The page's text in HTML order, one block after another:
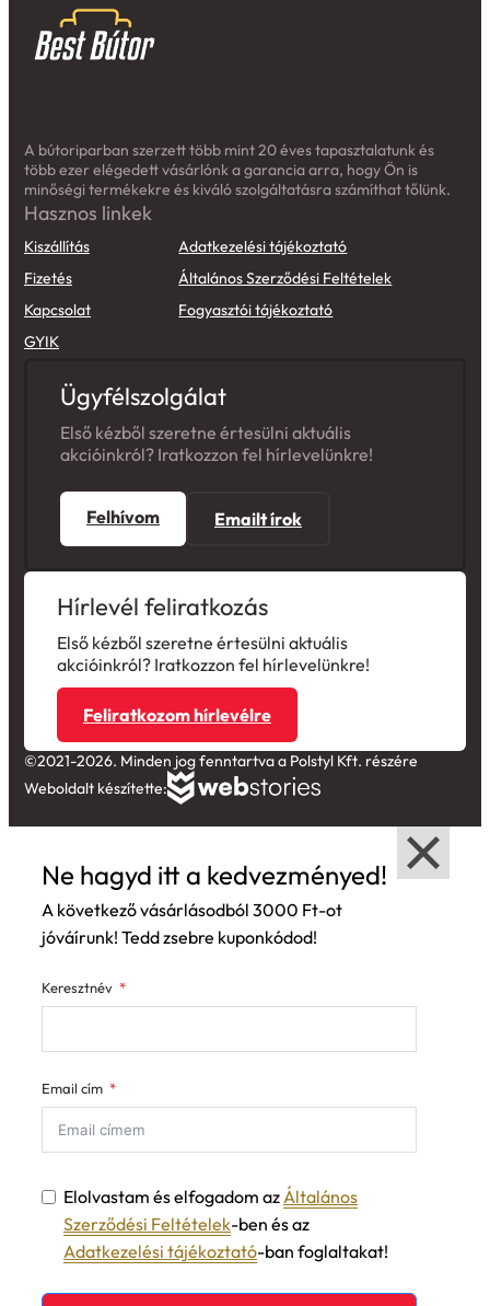
A bútoriparban szerzett több mint 20 éves tapasztalatunk és
több ezer elégedett vásárlónk a garancia arra, hogy Ön is
minőségi termékekre és kiváló szolgáltatásra számíthat tőlünk.
Hasznos linkek
Kiszállítás
Fizetés
Kapcsolat
GYIK
Adatkezelési tájékoztató
Általános Szerződési Feltételek
Fogyasztói tájékoztató
Ügyfélszolgálat
Első kézből szeretne értesülni aktuális
akcióinkról? Iratkozzon fel hírlevelünkre!
Felhívom Emailt írok
Hírlevél feliratkozás
Első kézből szeretne értesülni aktuális
akcióinkról? Iratkozzon fel hírlevelünkre!
Feliratkozom hírlevélre
©2021-2026. Minden jog fenntartva a Polstyl Kft. részére
Weboldalt készítette:
Ne hagyd itt a kedvezményed!
A következő vásárlásodból 3000 Ft-ot
jóváírunk! Tedd zsebre kuponkódod!
Keresztnév
Email cím
Elolvastam és elfogadom az Általános
Szerződési Feltételek-ben és az
Adatkezelési tájékoztató-ban foglaltakat!